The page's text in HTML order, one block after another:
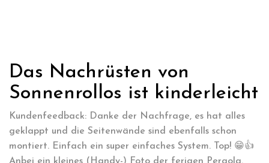
Das Nachrüsten von
Sonnenrollos ist kinderleicht
Kundenfeedback: Danke der Nachfrage, es hat alles
geklappt und die Seitenwände sind ebenfalls schon
montiert. Einfach ein super einfaches System. Top! 😁👍
Anbei ein kleines (Handy-) Foto der ferigen Pergola.